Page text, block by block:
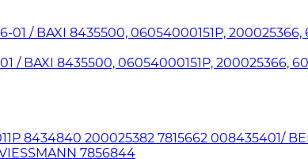
BAXI 8435500, 06054000151P, 200025366,